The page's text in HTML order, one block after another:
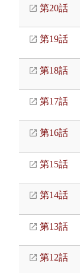
第20話
第19話
第18話
第17話
第16話
第15話
第14話
第13話
第12話